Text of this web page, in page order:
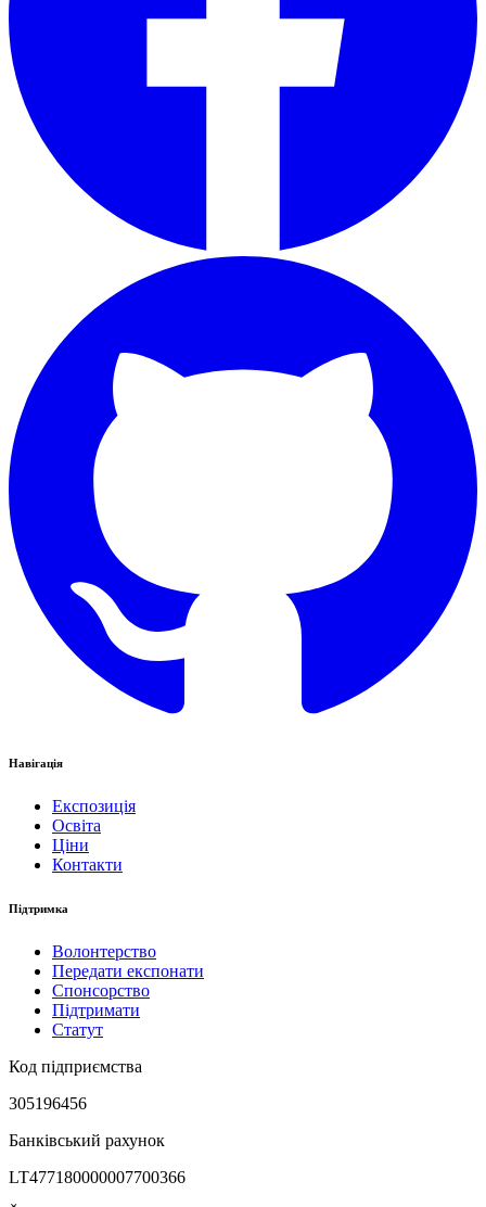
Навігація
Експозиція
Освіта
Ціни
Контакти
Підтримка
Волонтерство
Передати експонати
Спонсорство
Підтримати
Статут
Код підприємства
305196456
Банківський рахунок
LT477180000007700366